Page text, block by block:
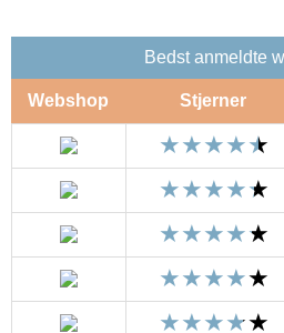
Bedst anmeldte
Webshop Stjerner